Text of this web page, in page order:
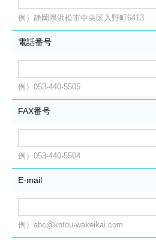
例）静岡県浜松市中央区入野町6413
電話番号
例）053-440-5505
FAX番号
例）053-440-5504
E-mail
例）abc@kotou-wakeikai.com